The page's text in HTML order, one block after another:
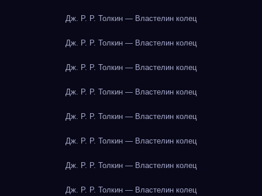
Дж. Р. Р. Толкин — Властелин колец
Дж. Р. Р. Толкин — Властелин колец
Дж. Р. Р. Толкин — Властелин колец
Дж. Р. Р. Толкин — Властелин колец
Дж. Р. Р. Толкин — Властелин колец
Дж. Р. Р. Толкин — Властелин колец
Дж. Р. Р. Толкин — Властелин колец
Дж. Р. Р. Толкин — Властелин колец